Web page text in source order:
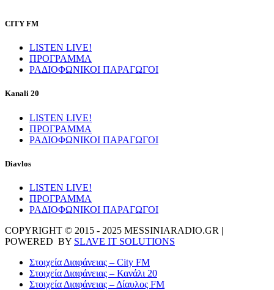
CITY FM
LISTEN LIVE!
ΠΡΟΓΡΑΜΜΑ
ΡΑΔΙΟΦΩΝΙΚΟΙ ΠΑΡΑΓΩΓΟΙ
Kanali 20
LISTEN LIVE!
ΠΡΟΓΡΑΜΜΑ
ΡΑΔΙΟΦΩΝΙΚΟΙ ΠΑΡΑΓΩΓΟΙ
Diavlos
LISTEN LIVE!
ΠΡΟΓΡΑΜΜΑ
ΡΑΔΙΟΦΩΝΙΚΟΙ ΠΑΡΑΓΩΓΟΙ
COPYRIGHT © 2015 - 2025 MESSINIARADIO.GR |
POWERED BY SLAVE IT SOLUTIONS
Στοιχεία Διαφάνειας – City FM
Στοιχεία Διαφάνειας – Κανάλι 20
Στοιχεία Διαφάνειας – Δίαυλος FM